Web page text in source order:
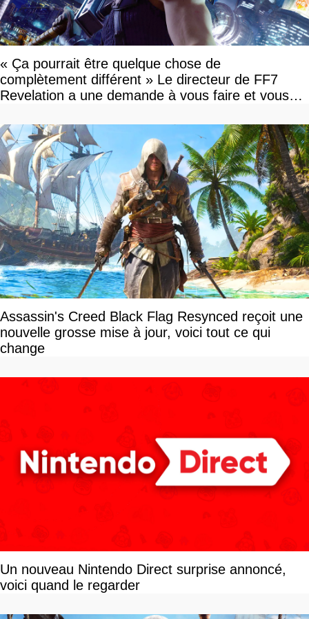
« Ça pourrait être quelque chose de
complètement différent » Le directeur de FF7
Revelation a une demande à vous faire et vous
Assassin's Creed Black Flag Resynced reçoit une
nouvelle grosse mise à jour, voici tout ce qui
change
Un nouveau Nintendo Direct surprise annoncé,
voici quand le regarder